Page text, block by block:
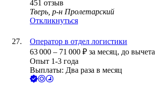
451 отзыв
Тверь, р-н Пролетарский
Откликнуться
Оператор в отдел логистики
63 000 – 71 000 ₽ за месяц, до
Опыт 1-3 года
Выплаты: Два раза в месяц